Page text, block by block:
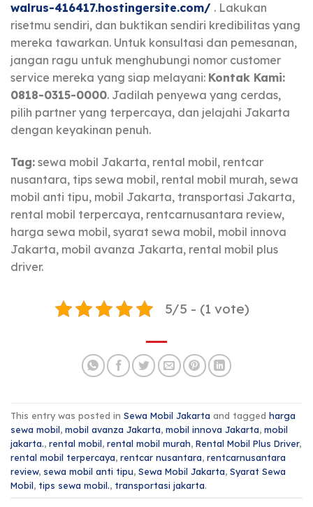
walrus-416417.hostingersite.com/ . Lakukan
risetmu sendiri, dan buktikan sendiri kredibilitas yang
mereka tawarkan. Untuk konsultasi dan pemesanan,
jangan ragu untuk menghubungi nomor customer
service mereka yang siap melayani: Kontak Kami:
0818-0315-0000. Jadilah penyewa yang cerdas,
pilih partner yang terpercaya, dan jelajahi Jakarta
dengan keyakinan penuh.
Tag: sewa mobil Jakarta, rental mobil, rentcar
nusantara, tips sewa mobil, rental mobil murah, sewa
mobil anti tipu, mobil Jakarta, transportasi Jakarta,
rental mobil terpercaya, rentcarnusantara review,
harga sewa mobil, syarat sewa mobil, mobil innova
Jakarta, mobil avanza Jakarta, rental mobil plus
driver.
5/5 - (1 vote)
This entry was posted in Sewa Mobil Jakarta and tagged harga
sewa mobil, mobil avanza Jakarta, mobil innova Jakarta, mobil
jakarta., rental mobil, rental mobil murah, Rental Mobil Plus Driver,
rental mobil terpercaya, rentcar nusantara, rentcarnusantara
review, sewa mobil anti tipu, Sewa Mobil Jakarta, Syarat Sewa
Mobil, tips sewa mobil., transportasi jakarta.